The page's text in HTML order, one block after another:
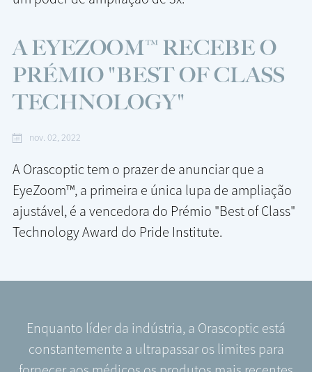
A EYEZOOM™ RECEBE O
PRÉMIO "BEST OF CLASS
TECHNOLOGY"
nov. 02, 2022
A Orascoptic tem o prazer de anunciar que a
EyeZoom™, a primeira e única lupa de ampliação
ajustável, é a vencedora do Prémio "Best of Class"
Technology Award do Pride Institute.
Enquanto líder da indústria, a Orascoptic está
constantemente a ultrapassar os limites para